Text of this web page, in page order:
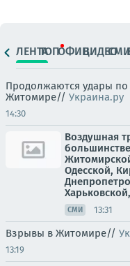
ЛЕНТАТОПОФИЦ.ВИДЕОСМИ
Продолжаются удары
Житомире// Украина.ру
14:30
Воздушная
Одесской,
СМИ 13:31
Взрывы в Житомире//
13:19